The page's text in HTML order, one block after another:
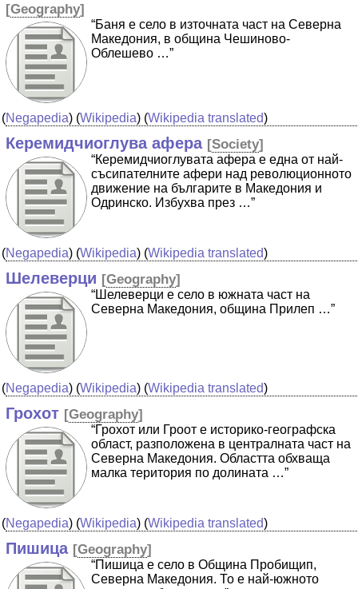
[Geography]
“Баня е село в източната част на Северна
Македония, в община Чешиново-
Облешево …”
(Negapedia) (Wikipedia) (Wikipedia translated)
Керемидчиоглува афера [Society]
“Керемидчиоглувата афера е една от най-
съсипателните афери над революционното
движение на българите в Македония и
Одринско. Избухва през …”
(Negapedia) (Wikipedia) (Wikipedia translated)
Шелеверци [Geography]
“Шелеверци е село в южната част на
Северна Македония, община Прилеп …”
(Negapedia) (Wikipedia) (Wikipedia translated)
Грохот [Geography]
“Грохот или Гроот е историко-географска
област, разположена в централната част на
Северна Македония. Областта обхваща
малка територия по долината …”
(Negapedia) (Wikipedia) (Wikipedia translated)
Пишица [Geography]
“Пишица е село в Община Пробищип,
Северна Македония. То е най-южното